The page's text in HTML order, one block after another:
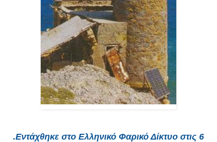
.Εντάχθηκε στο Ελληνικό Φαρικό Δίκτυο στις 6